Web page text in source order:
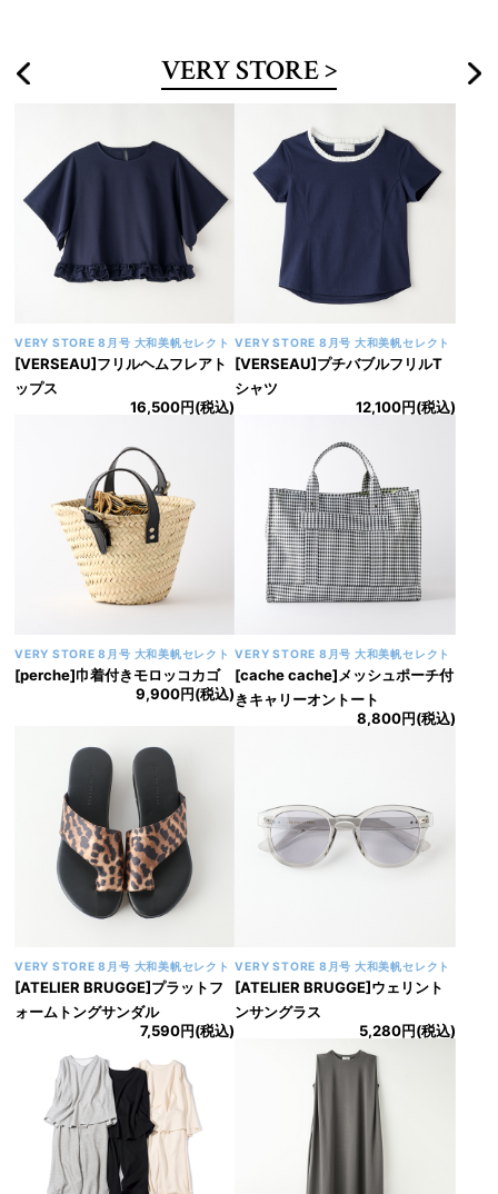
VERY STORE
VERY STORE 8月号 大和美帆セレクト
[VERSEAU]フリルヘムフレアト
ップス
16,500円(税込)
VERY STORE 8月号 大和美帆セレクト
[VERSEAU]プチバブルフリルT
シャツ
12,100円(税込)
VERY STORE 8月号 大和美帆セレクト
[perche]巾着付きモロッコカゴ
9,900円(税込)
VERY STORE 8月号 大和美帆セレクト
[cache cache]メッシュポーチ付
きキャリーオントート
8,800円(税込)
VERY STORE 8月号 大和美帆セレクト
[ATELIER BRUGGE]プラットフ
ォームトングサンダル
7,590円(税込)
VERY STORE 8月号 大和美帆セレクト
[ATELIER BRUGGE]ウェリント
ンサングラス
5,280円(税込)